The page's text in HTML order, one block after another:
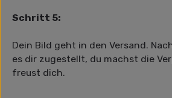
Schritt 5:
Dein Bild geht in den Versand.
es dir zugestellt, du machst die
freust dich.